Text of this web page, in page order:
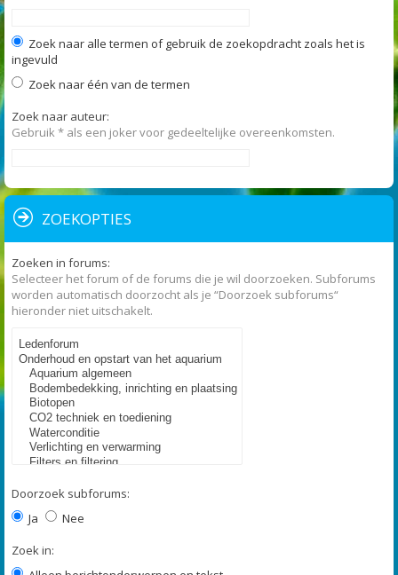
Zoek naar alle termen of gebruik de zoekopdracht zoals het is
ingevuld
Zoek naar één van de termen
Zoek naar auteur:
Gebruik * als een joker voor gedeeltelijke overeenkomsten.
ZOEKOPTIES
Zoeken in forums:
Selecteer het forum of de forums die je wil doorzoeken. Subforums
worden automatisch doorzocht als je “Doorzoek subforums“
hieronder niet uitschakelt.
Doorzoek subforums:
Ja
Nee
Zoek in: